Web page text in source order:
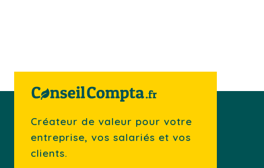
Créateur de valeur pour votre
entreprise, vos salariés et vos
clients.